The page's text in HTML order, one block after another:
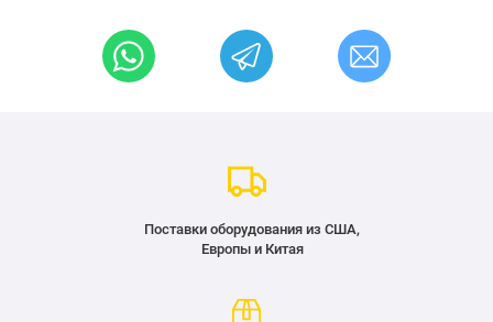
Поставки оборудования из США,
Европы и Китая